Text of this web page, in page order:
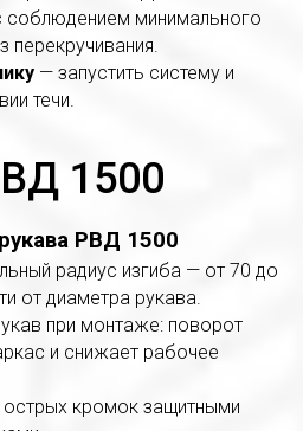
соблюдением минимального
перекручивания.
— запустить систему и
течи.
1500
РВД 1500
радиус изгиба — от 70 до
от диаметра рукава.
при монтаже: поворот
и снижает рабочее
кромок защитными